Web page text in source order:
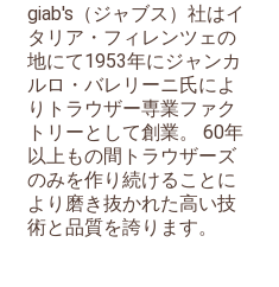
giab's（ジャブス）社はイ
タリア・フィレンツェの
地にて1953年にジャンカ
ルロ・バレリーニ氏によ
りトラウザー専業ファク
トリーとして創業。 60年
以上もの間トラウザーズ
のみを作り続けることに
より磨き抜かれた高い技
術と品質を誇ります。